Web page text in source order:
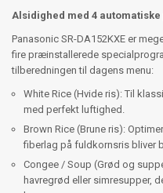
Alsidighed med 4
Panasonic SR-DA152KXE er
fire præinstallerede
tilberedningen til dagens menu:
White Rice (Hvide ris): Til
med perfekt luftighed.
Brown Rice (Brune ris):
fiberlag på fuldkornsris bliver
Congee / Soup (Grød og
havregrød eller simresupper,